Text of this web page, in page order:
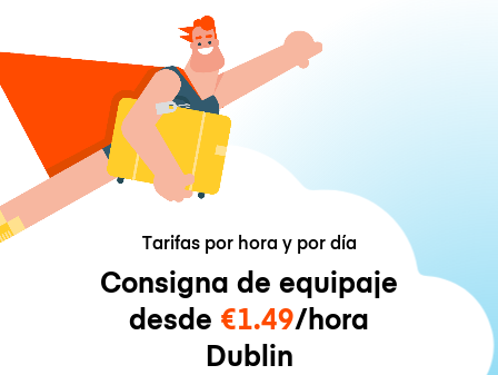
Tarifas por hora y por día
Consigna de equipaje
desde €1.49/hora
Dublin